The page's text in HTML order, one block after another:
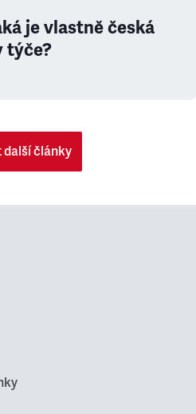
je vlastně česká
týče?
další články